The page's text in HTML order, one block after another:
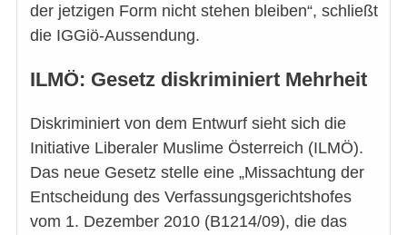
der jetzigen Form nicht stehen bleiben“, schließt
die IGGiö-Aussendung.
ILMÖ: Gesetz diskriminiert Mehrheit
Diskriminiert von dem Entwurf sieht sich die
Initiative Liberaler Muslime Österreich (ILMÖ).
Das neue Gesetz stelle eine „Missachtung der
Entscheidung des Verfassungsgerichtshofes
vom 1. Dezember 2010 (B1214/09), die das